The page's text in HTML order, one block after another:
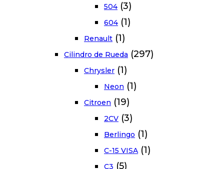
504 (3)
604 (1)
Renault (1)
Cilindro de Rueda (297)
Chrysler (1)
Neon (1)
Citroen (19)
2CV (3)
Berlingo (1)
C-15 VISA (1)
C3 (5)